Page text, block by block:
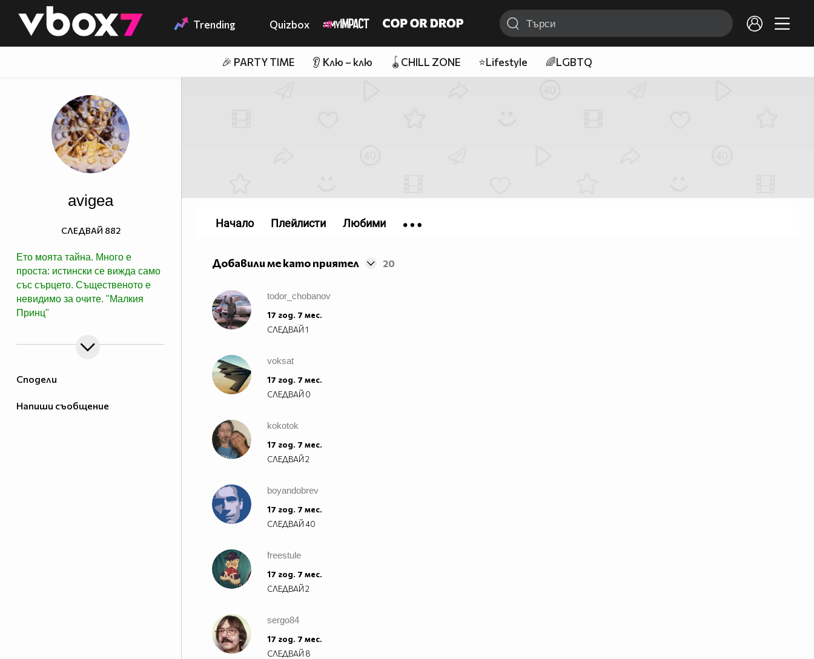
👾 Trending Quizbox
🎉 PARTY TIME 👂 Клю – клю 🪀CHILL ZONE ⭐Lifestyle 🌈LGBTQ
Сподели
Напиши съобщение
avigea
Ето моята тайна. Много е
проста: истински се вижда само
със сърцето. Същественото е
невидимо за очите. "Малкия
Принц"
СЛЕДВАЙ 882
Добавили ме като приятел 20
todor_chobanov
17 год. 7 мес.
СЛЕДВАЙ1
voksat
17 год. 7 мес.
СЛЕДВАЙ 0
kokotok
17 год. 7 мес.
СЛЕДВАЙ2
boyandobrev
17 год. 7 мес.
СЛЕДВАЙ40
freestule
17 год. 7 мес.
СЛЕДВАЙ2
sergo84
17 год. 7 мес.
СЛЕДВАЙ 8
Начало Плейлисти Любими